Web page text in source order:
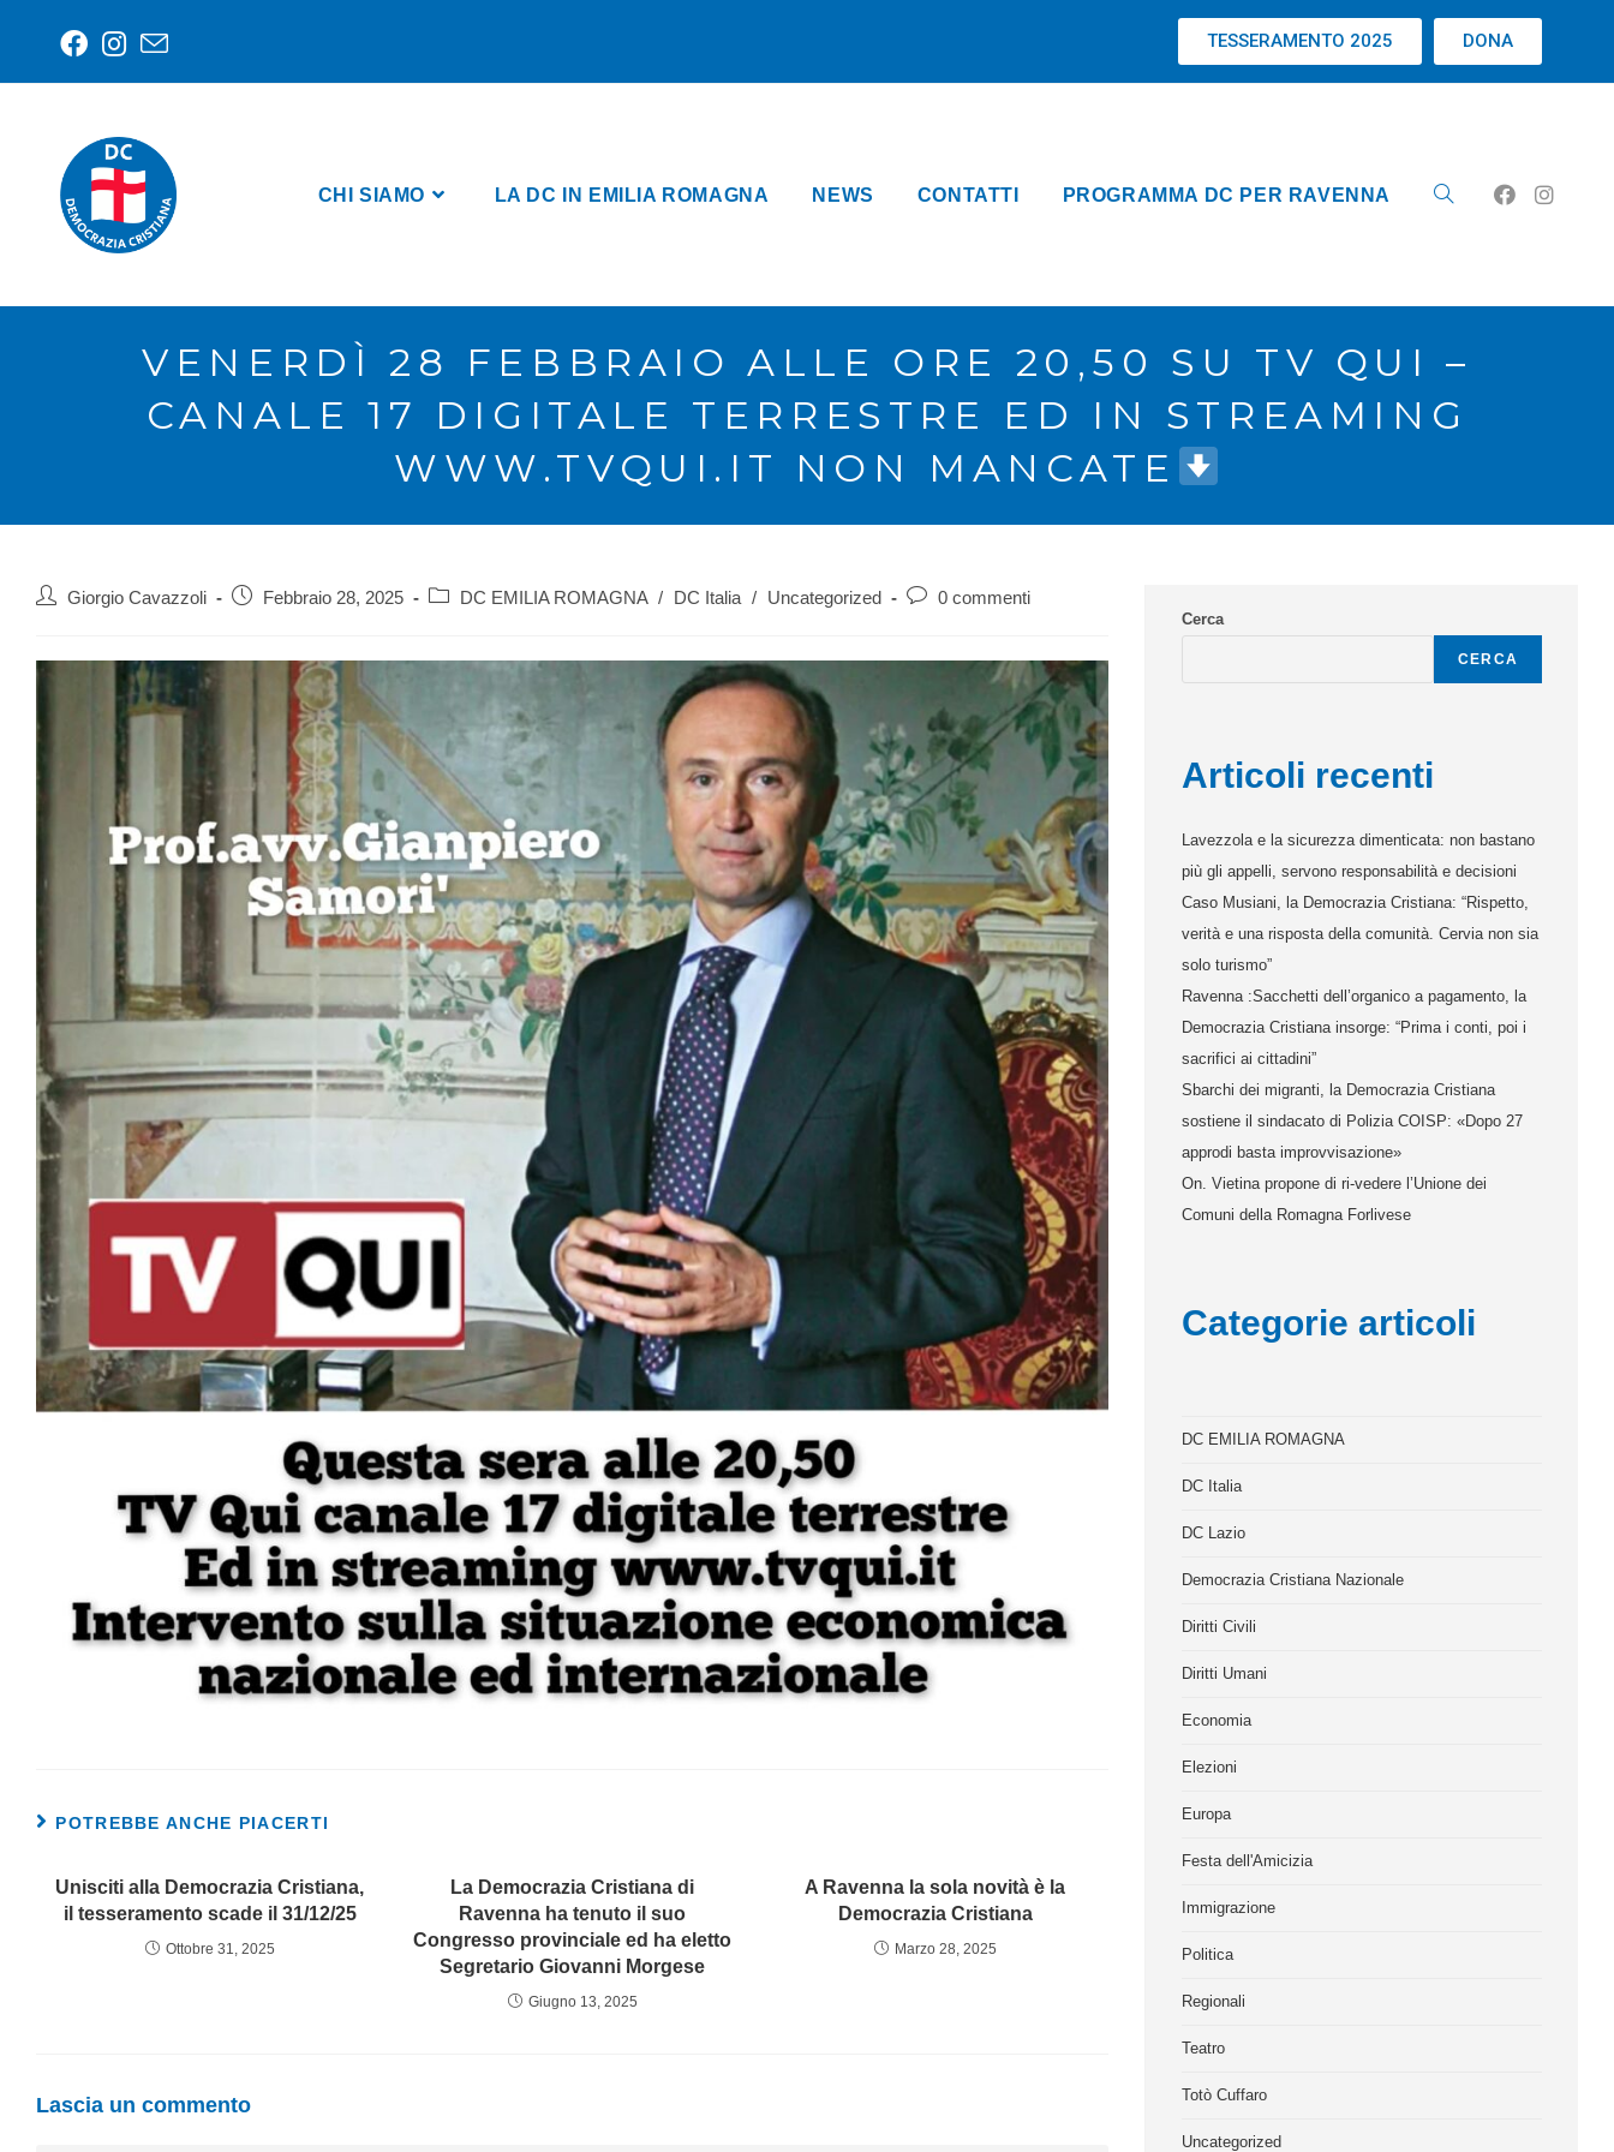
TESSERAMENTO 2025 DONA
CHI SIAMO LA DC IN EMILIA ROMAGNA NEWS CONTATTI PROGRAMMA DC PER RAVENNA
VENERDÌ 28 FEBBRAIO ALLE ORE 20,50 SU TV QUI –
CANALE 17 DIGITALE TERRESTRE ED IN STREAMING
WWW.TVQUI.IT NON MANCATE
Giorgio Cavazzoli Febbraio 28, 2025 DC EMILIA ROMAGNA / DC Italia / Uncategorized 0 commenti
POTREBBE ANCHE PIACERTI
Unisciti alla Democrazia Cristiana,
il tesseramento scade il 31/12/25
Ottobre 31, 2025
La Democrazia Cristiana di
Ravenna ha tenuto il suo
Congresso provinciale ed ha eletto
Segretario Giovanni Morgese
Giugno 13, 2025
A Ravenna la sola novità è la
Democrazia Cristiana
Marzo 28, 2025
Lascia un commento
Cerca
CERCA
Articoli recenti
Lavezzola e la sicurezza dimenticata: non bastano
più gli appelli, servono responsabilità e decisioni
Caso Musiani, la Democrazia Cristiana: “Rispetto,
verità e una risposta della comunità. Cervia non sia
solo turismo”
Ravenna :Sacchetti dell’organico a pagamento, la
Democrazia Cristiana insorge: “Prima i conti, poi i
sacrifici ai cittadini”
Sbarchi dei migranti, la Democrazia Cristiana
sostiene il sindacato di Polizia COISP: «Dopo 27
approdi basta improvvisazione»
On. Vietina propone di ri-vedere l’Unione dei
Comuni della Romagna Forlivese
Categorie articoli
DC EMILIA ROMAGNA
DC Italia
DC Lazio
Democrazia Cristiana Nazionale
Diritti Civili
Diritti Umani
Economia
Elezioni
Europa
Festa dell'Amicizia
Immigrazione
Politica
Regionali
Teatro
Totò Cuffaro
Uncategorized